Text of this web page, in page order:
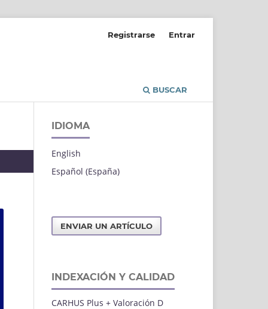
BUSCAR
Registrarse Entrar
IDIOMA
English
Español (España)
ENVIAR UN ARTÍCULO
INDEXACIÓN Y CALIDAD
CARHUS Plus + Valoración D